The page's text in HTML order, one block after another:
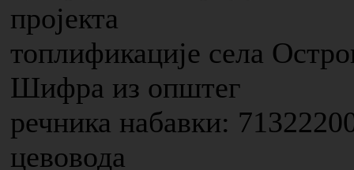
пројекта
топлификације села
Шифра из општег
речника набавки:
цевовода